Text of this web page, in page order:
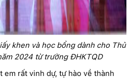
khen và học bổng dành cho Thủ
2024 từ trường ĐHKTQD
rất vinh dự, tự hào về thành